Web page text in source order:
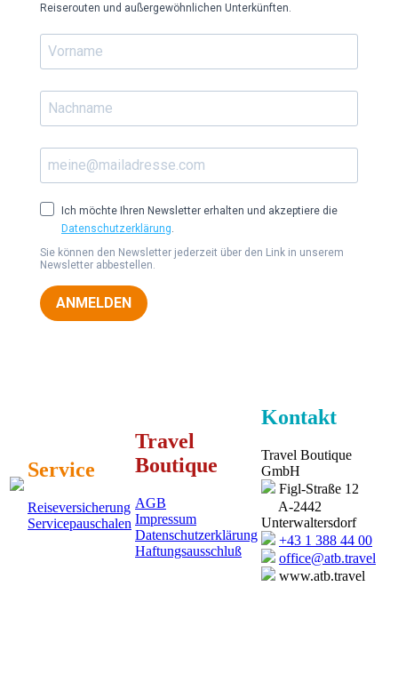
Reiserouten und außergewöhnlichen Unterkünften.
Ich möchte Ihren Newsletter erhalten und akzeptiere die
Datenschutzerklärung.
Sie können den Newsletter jederzeit über den Link in unserem
Newsletter abbestellen.
ANMELDEN
Service
Reiseversicherung
Servicepauschalen
Travel
Boutique
AGB
Impressum
Datenschutzerklärung
Haftungsausschluß
Kontakt
Travel Boutique
GmbH
Figl-Straße 12
A-2442
Unterwaltersdorf
+43 1 388 44 00
office@atb.travel
www.atb.travel